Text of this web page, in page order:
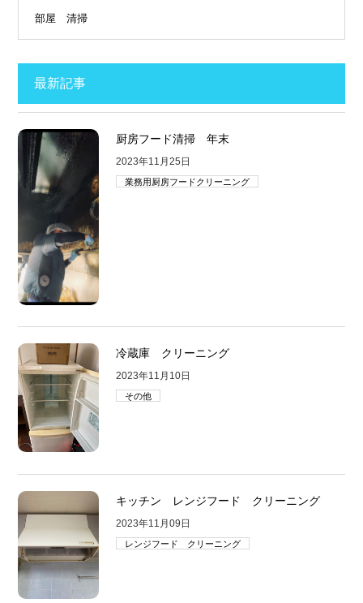
部屋 清掃
最新記事
厨房フード清掃 年末
2023年11月25日
業務用厨房フードクリーニング
冷蔵庫 クリーニング
2023年11月10日
その他
キッチン レンジフード クリーニング
2023年11月09日
レンジフード クリーニング